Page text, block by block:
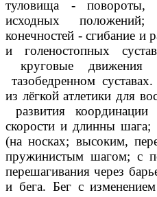
туловища - повороты,
исходных
конечностей - сгибание и
и голеностопных
круговые
тазобедренном
из лёгкой атлетики для
развития
скорости и длинны
(на носках; высоким,
пружинистым шагом; с
перешагивания через
и бега. Бег с